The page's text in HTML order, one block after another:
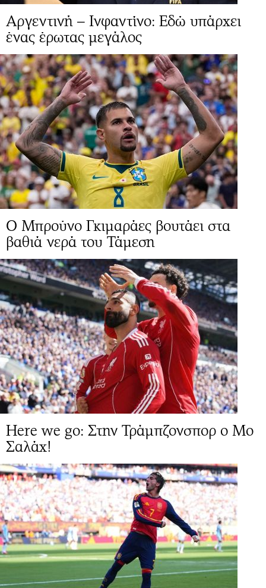
Αργεντινή – Ινφαντίνο: Εδώ υπάρχει
ένας έρωτας μεγάλος
Ο Μπρούνο Γκιμαράες βουτάει στα
βαθιά νερά του Τάμεση
Here we go: Στην Τράμπζονσπορ ο Μο
Σαλάχ!